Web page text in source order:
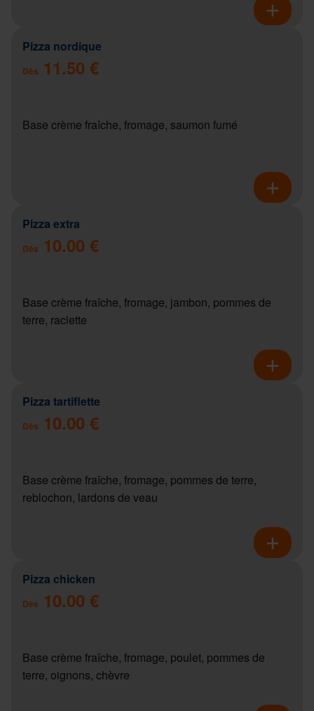
Pizza nordique
Dès 11.50 €
Base crème fraîche, fromage, saumon fumé
Pizza extra
Dès 10.00 €
Base crème fraîche, fromage, jambon, pommes de
terre, raclette
Pizza tartiflette
Dès 10.00 €
Base crème fraîche, fromage, pommes de terre,
reblochon, lardons de veau
Pizza chicken
Dès 10.00 €
Base crème fraîche, fromage, poulet, pommes de
terre, oignons, chèvre